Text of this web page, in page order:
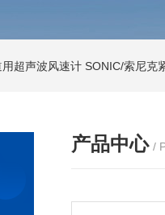
超声波风速计 SONIC/索尼克
产品中心 /